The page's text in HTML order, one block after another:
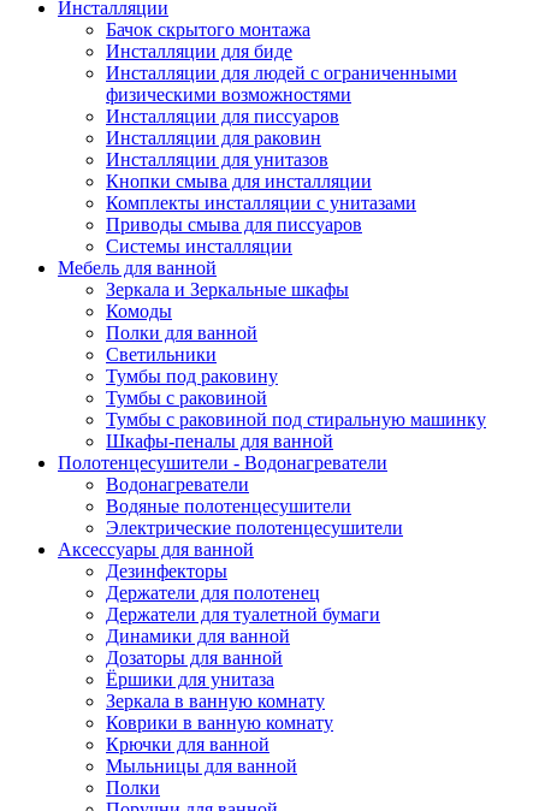
Инсталляции
Бачок скрытого монтажа
Инсталляции для биде
Инсталляции для людей с ограниченными
физическими возможностями
Инсталляции для писсуаров
Инсталляции для раковин
Инсталляции для унитазов
Кнопки смыва для инсталляции
Комплекты инсталляции с унитазами
Приводы смыва для писсуаров
Системы инсталляции
Мебель для ванной
Зеркала и Зеркальные шкафы
Комоды
Полки для ванной
Светильники
Тумбы под раковину
Тумбы с раковиной
Тумбы с раковиной под стиральную машинку
Шкафы-пеналы для ванной
Полотенцесушители - Водонагреватели
Водонагреватели
Водяные полотенцесушители
Электрические полотенцесушители
Аксессуары для ванной
Дезинфекторы
Держатели для полотенец
Держатели для туалетной бумаги
Динамики для ванной
Дозаторы для ванной
Ёршики для унитаза
Зеркала в ванную комнату
Коврики в ванную комнату
Крючки для ванной
Мыльницы для ванной
Полки